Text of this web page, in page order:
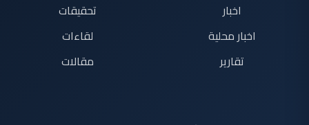
اخبار
اخبار محلية
تقارير
تحقيقات
لقاءات
مقالات